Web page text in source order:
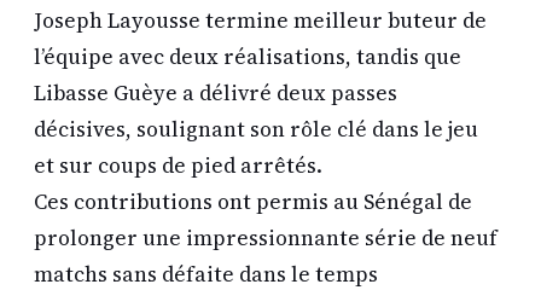
Joseph Layousse termine meilleur buteur de
l’équipe avec deux réalisations, tandis que
Libasse Guèye a délivré deux passes
décisives, soulignant son rôle clé dans le jeu
et sur coups de pied arrêtés.
Ces contributions ont permis au Sénégal de
prolonger une impressionnante série de neuf
matchs sans défaite dans le temps